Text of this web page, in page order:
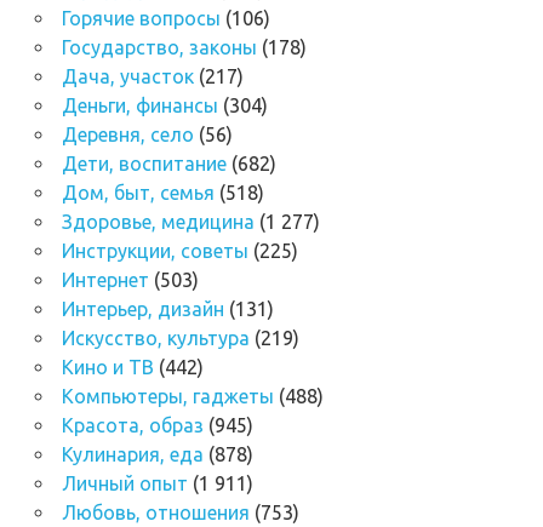
Горячие вопросы (106)
Государство, законы (178)
Дача, участок(217)
Деньги, финансы (304)
Деревня, село (56)
Дети, воспитание(682)
Дом, быт, семья (518)
Здоровье, медицина (1 277)
Инструкции, советы (225)
Интернет (503)
Интерьер, дизайн (131)
Искусство, культура (219)
Кино и ТВ (442)
Компьютеры, гаджеты (488)
Красота, образ (945)
Кулинария, еда (878)
Личный опыт (1 911)
Любовь, отношения (753)